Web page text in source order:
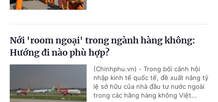
Nới 'room ngoại' trong ngành hàng không:
Hướng đi nào phù hợp?
(Chinhphu.vn) - Trong bối cảnh hội
nhập kinh tế quốc tế, đề xuất nâng tỷ
lệ sở hữu của nhà đầu tư nước ngoài
trong các hãng hàng không Việt...